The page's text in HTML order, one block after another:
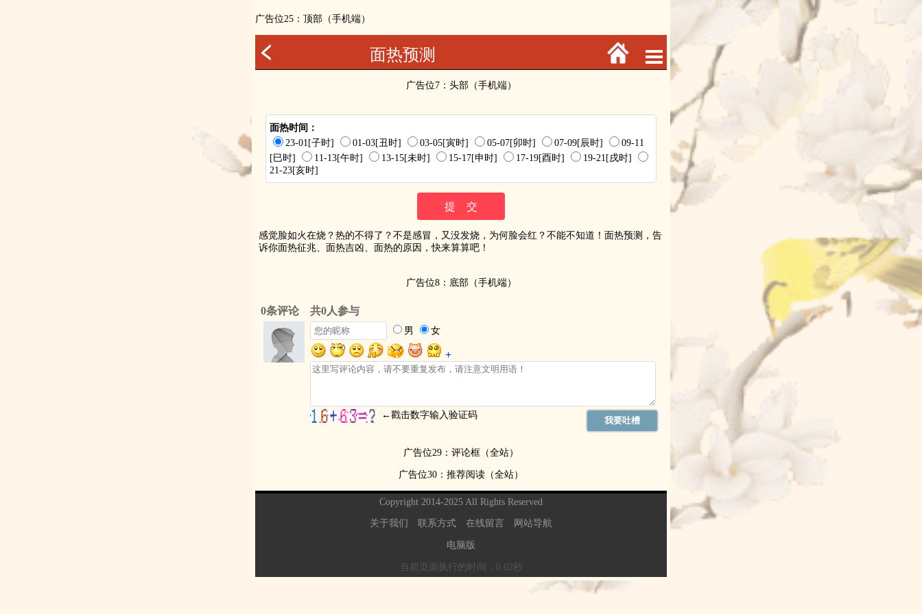
广告位25：顶部（手机端）
面热预测
广告位7：头部（手机端）
面热时间：
23-01[子时]
01-03[丑时] 03-05[寅时] 05-07[卯时] 07-09[辰时]
09-11
[巳时]
11-13[午时] 13-15[未时] 15-17[申时] 17-19[酉时]
19-21[戌时]
21-23[亥时]
感觉脸如火在烧？热的不得了？不是感冒，又没发烧，为何脸会红？不能不知道！面热预测，告
诉你面热征兆、面热吉凶、面热的原因，快来算算吧！
广告位8：底部（手机端）
广告位29：评论框（全站）
广告位30：推荐阅读（全站）
Copyright 2014-2025 All Rights Reserved
关于我们 联系方式 在线留言 网站导航
电脑版
当前页面执行的时间：0.02秒